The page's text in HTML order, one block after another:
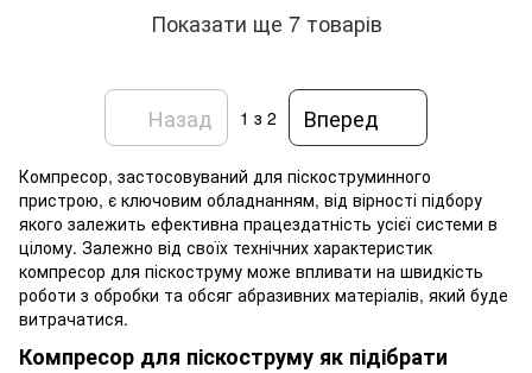
Показати ще 7 товарів
Назад 1 з 2 Вперед
Компресор, застосовуваний для піскоструминного
пристрою, є ключовим обладнанням, від вірності підбору
якого залежить ефективна працездатність усієї системи в
цілому. Залежно від своїх технічних характеристик
компресор для піскоструму може впливати на швидкість
роботи з обробки та обсяг абразивних матеріалів, який буде
витрачатися.
Компресор для піскоструму як підібрати